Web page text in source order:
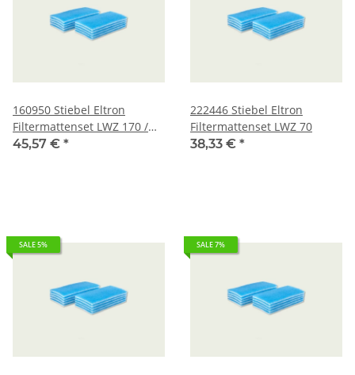
160950 Stiebel Eltron
Filtermattenset LWZ 170 /
270 Plus
45,57 € *
222446 Stiebel Eltron
Filtermattenset LWZ 70
38,33 € *
SALE 5% SALE 7%